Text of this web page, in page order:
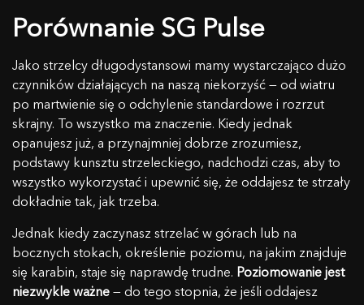
Porównanie SG Pulse
Jako strzelcy długodystansowi mamy wystarczająco dużo
czynników działających na naszą niekorzyść — od wiatru
po martwienie się o odchylenie standardowe i rozrzut
skrajny. To wszystko ma znaczenie. Kiedy jednak
opanujesz już, a przynajmniej dobrze zrozumiesz,
podstawy kunsztu strzeleckiego, nadchodzi czas, aby to
wszystko wykorzystać i upewnić się, że oddajesz te strzały
dokładnie tak, jak trzeba.
Jednak kiedy zaczynasz strzelać w górach lub na
bocznych stokach, określenie poziomu, na jakim znajduje
się karabin, staje się naprawdę trudne. Poziomowanie jest
niezwykle ważne — do tego stopnia, że jeśli oddajesz